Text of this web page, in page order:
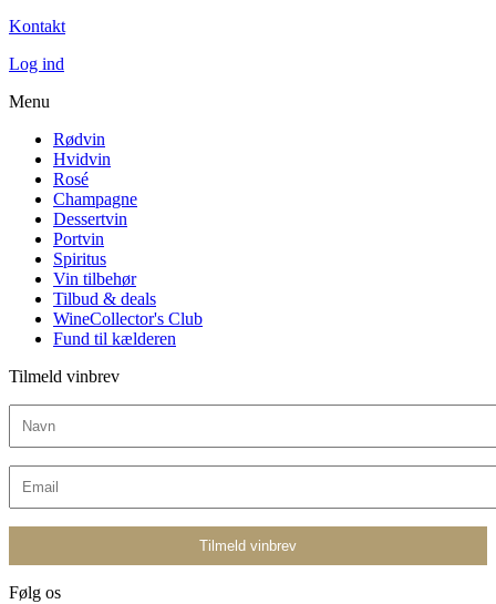
Kontakt
Log ind
Menu
Rødvin
Hvidvin
Rosé
Champagne
Dessertvin
Portvin
Spiritus
Vin tilbehør
Tilbud & deals
WineCollector's Club
Fund til kælderen
Tilmeld vinbrev
Følg os